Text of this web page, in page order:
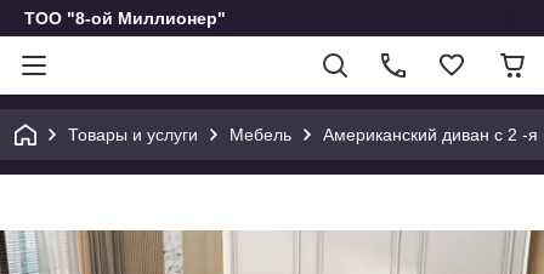
ТОО "8-ой Миллионер"
Товары и услуги Мебель Американский диван с 2 -